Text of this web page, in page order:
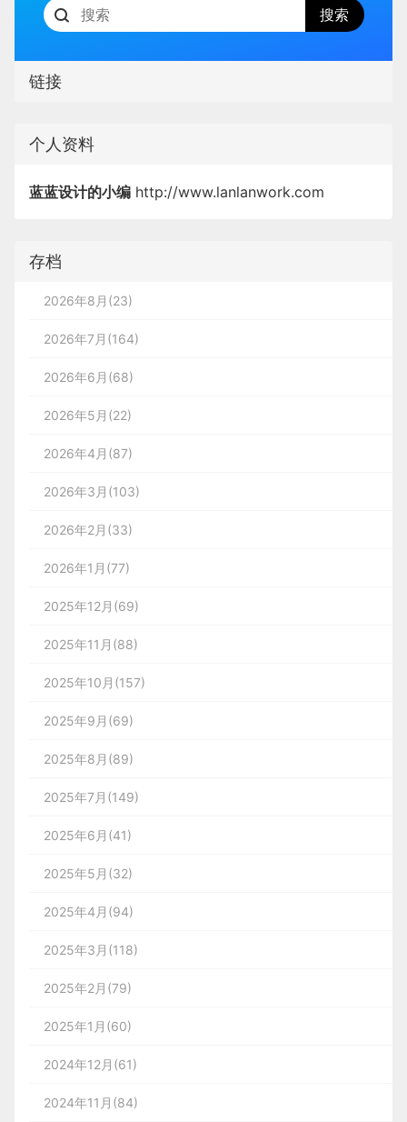
链接
个人资料
蓝蓝设计的小编 http://www.lanlanwork.com
存档
2026年8月(23)
2026年7月(164)
2026年6月(68)
2026年5月(22)
2026年4月(87)
2026年3月(103)
2026年2月(33)
2026年1月(77)
2025年12月(69)
2025年11月(88)
2025年10月(157)
2025年9月(69)
2025年8月(89)
2025年7月(149)
2025年6月(41)
2025年5月(32)
2025年4月(94)
2025年3月(118)
2025年2月(79)
2025年1月(60)
2024年12月(61)
2024年11月(84)